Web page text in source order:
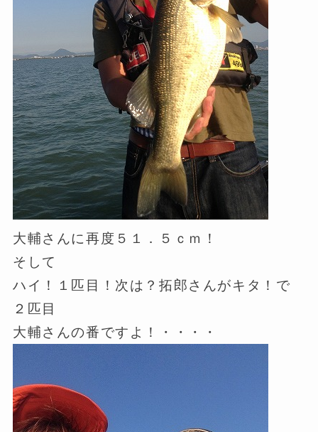
大輔さんに再度５１．５ｃｍ！
そして
ハイ！１匹目！次は？拓郎さんがキタ！で
２匹目
大輔さんの番ですよ！・・・・